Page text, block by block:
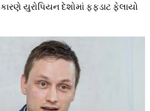
કારણે યુરોપિયન દેશોમાં ફફડાટ ફેલાયો